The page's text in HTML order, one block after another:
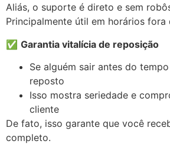
Aliás, o suporte é direto e sem
Principalmente útil em horários fora
✅ Garantia vitalícia de reposição
Se alguém sair antes do
reposto
Isso mostra seriedade e
cliente
De fato, isso garante que você
completo.